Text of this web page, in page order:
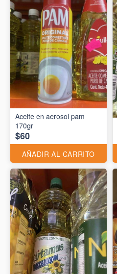
Aceite en aerosol pam
170gr
$60
AÑADIR AL CARRITO